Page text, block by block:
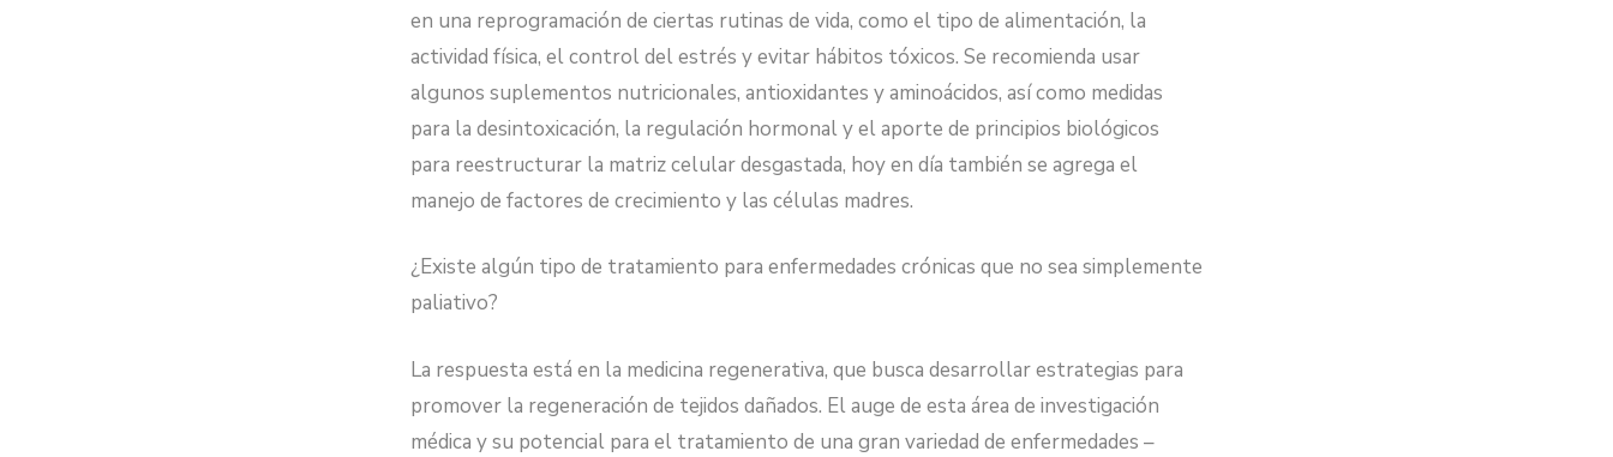
en una reprogramación de ciertas rutinas de vida, como el tipo de alimentación, la
actividad física, el control del estrés y evitar hábitos tóxicos. Se recomienda usar
algunos suplementos nutricionales, antioxidantes y aminoácidos, así como medidas
para la desintoxicación, la regulación hormonal y el aporte de principios biológicos
para reestructurar la matriz celular desgastada, hoy en día también se agrega el
manejo de factores de crecimiento y las células madres.
¿Existe algún tipo de tratamiento para enfermedades crónicas que no sea simplemente
paliativo?
La respuesta está en la medicina regenerativa, que busca desarrollar estrategias para
promover la regeneración de tejidos dañados. El auge de esta área de investigación
médica y su potencial para el tratamiento de una gran variedad de enfermedades –